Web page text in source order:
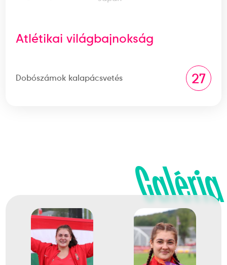
Atlétikai világbajnokság
Dobószámok kalapácsvetés 27
Galéria